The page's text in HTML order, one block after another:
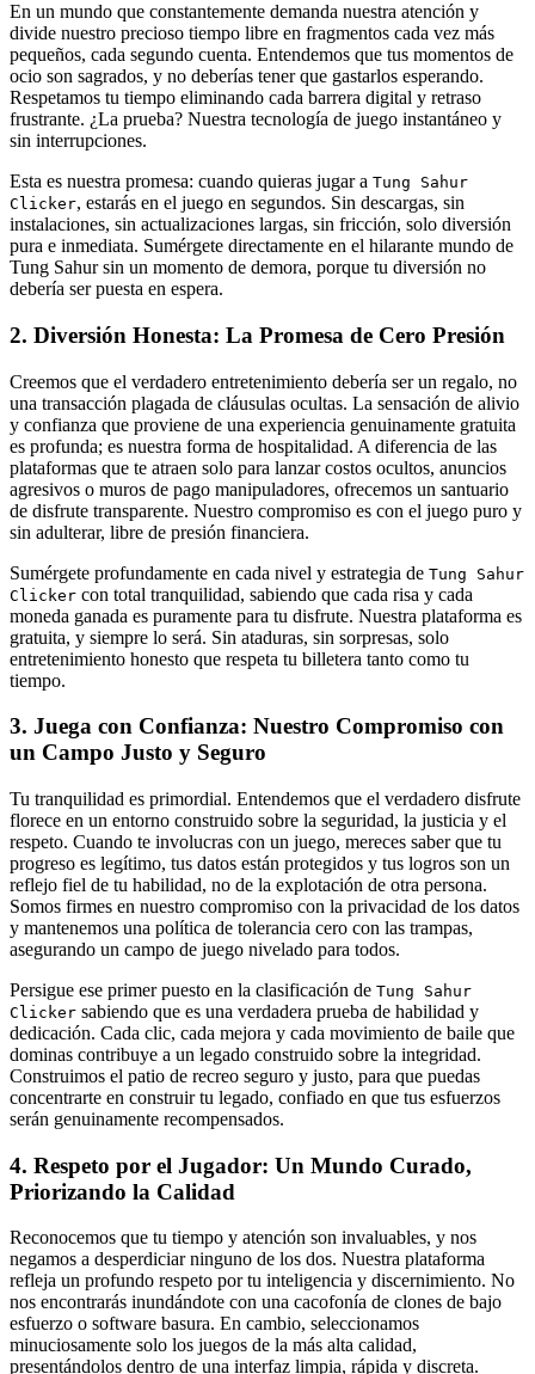
En un mundo que constantemente demanda nuestra atención y
divide nuestro precioso tiempo libre en fragmentos cada vez más
pequeños, cada segundo cuenta. Entendemos que tus momentos de
ocio son sagrados, y no deberías tener que gastarlos esperando.
Respetamos tu tiempo eliminando cada barrera digital y retraso
frustrante. ¿La prueba? Nuestra tecnología de juego instantáneo y
sin interrupciones.
Esta es nuestra promesa: cuando quieras jugar a Tung Sahur
Clicker, estarás en el juego en segundos. Sin descargas, sin
instalaciones, sin actualizaciones largas, sin fricción, solo diversión
pura e inmediata. Sumérgete directamente en el hilarante mundo de
Tung Sahur sin un momento de demora, porque tu diversión no
debería ser puesta en espera.
2. Diversión Honesta: La Promesa de Cero Presión
Creemos que el verdadero entretenimiento debería ser un regalo, no
una transacción plagada de cláusulas ocultas. La sensación de alivio
y confianza que proviene de una experiencia genuinamente gratuita
es profunda; es nuestra forma de hospitalidad. A diferencia de las
plataformas que te atraen solo para lanzar costos ocultos, anuncios
agresivos o muros de pago manipuladores, ofrecemos un santuario
de disfrute transparente. Nuestro compromiso es con el juego puro y
sin adulterar, libre de presión financiera.
Sumérgete profundamente en cada nivel y estrategia de Tung Sahur
Clicker con total tranquilidad, sabiendo que cada risa y cada
moneda ganada es puramente para tu disfrute. Nuestra plataforma es
gratuita, y siempre lo será. Sin ataduras, sin sorpresas, solo
entretenimiento honesto que respeta tu billetera tanto como tu
tiempo.
3. Juega con Confianza: Nuestro Compromiso con
un Campo Justo y Seguro
Tu tranquilidad es primordial. Entendemos que el verdadero disfrute
florece en un entorno construido sobre la seguridad, la justicia y el
respeto. Cuando te involucras con un juego, mereces saber que tu
progreso es legítimo, tus datos están protegidos y tus logros son un
reflejo fiel de tu habilidad, no de la explotación de otra persona.
Somos firmes en nuestro compromiso con la privacidad de los datos
y mantenemos una política de tolerancia cero con las trampas,
asegurando un campo de juego nivelado para todos.
Persigue ese primer puesto en la clasificación de Tung Sahur
Clicker sabiendo que es una verdadera prueba de habilidad y
dedicación. Cada clic, cada mejora y cada movimiento de baile que
dominas contribuye a un legado construido sobre la integridad.
Construimos el patio de recreo seguro y justo, para que puedas
concentrarte en construir tu legado, confiado en que tus esfuerzos
serán genuinamente recompensados.
4. Respeto por el Jugador: Un Mundo Curado,
Priorizando la Calidad
Reconocemos que tu tiempo y atención son invaluables, y nos
negamos a desperdiciar ninguno de los dos. Nuestra plataforma
refleja un profundo respeto por tu inteligencia y discernimiento. No
nos encontrarás inundándote con una cacofonía de clones de bajo
esfuerzo o software basura. En cambio, seleccionamos
minuciosamente solo los juegos de la más alta calidad,
presentándolos dentro de una interfaz limpia, rápida y discreta.